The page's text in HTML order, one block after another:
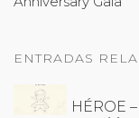
ENTRADAS
HÉROE